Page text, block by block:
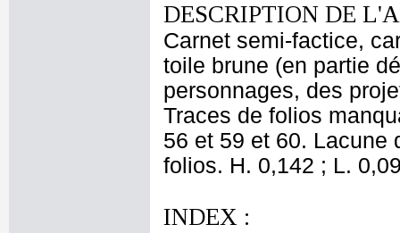
DESCRIPTION DE
Carnet semi-factice,
toile brune (en partie
personnages, des
Traces de folios
56 et 59 et 60. Lacune
folios. H. 0,142 ; L.
INDEX :